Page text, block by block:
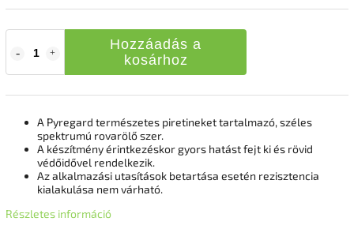
Hozzáadás a
kosárhoz
A Pyregard természetes piretineket tartalmazó, széles
spektrumú rovarölő szer.
A készítmény érintkezéskor gyors hatást fejt ki és rövid
védőidővel rendelkezik.
Az alkalmazási utasítások betartása esetén rezisztencia
kialakulása nem várható.
Részletes információ